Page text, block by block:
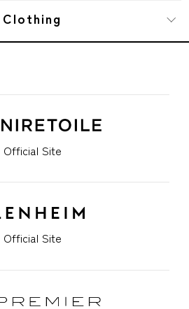
Clothing
Official Site
Official Site